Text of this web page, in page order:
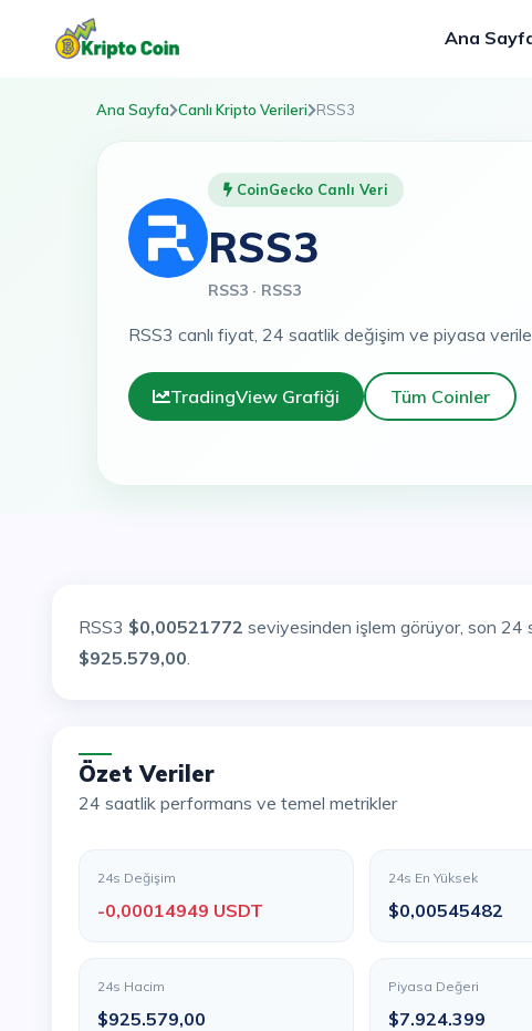
Ana
Ana Sayfa Canlı Kripto Verileri RSS3
CoinGecko Canlı Veri
RSS3
RSS3 · RSS3
RSS3 canlı fiyat, 24 saatlik değişim ve piyasa
TradingView Grafiği Tüm Coinler
RSS3 $0,00521772 seviyesinden işlem görüyor, son 24
$925.579,00.
Özet Veriler
24 saatlik performans ve temel metrikler
24s Değişim
-0,00014949 USDT
24s En Yüksek
$0,00545482
24s Hacim
$925.579,00
Piyasa Değeri
$7.924.399